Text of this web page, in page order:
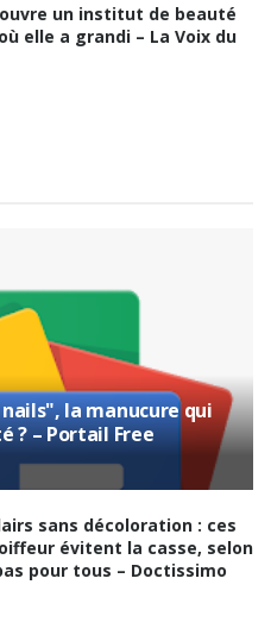
un institut de beauté
elle a grandi – La Voix du
la manucure qui
? – Portail Free
sans décoloration : ces
évitent la casse, selon
pour tous – Doctissimo